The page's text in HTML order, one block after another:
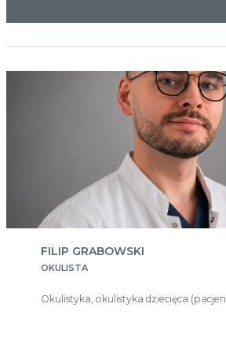
FILIP GRABOWSKI
OKULISTA
Okulistyka, okulistyka dziecięca